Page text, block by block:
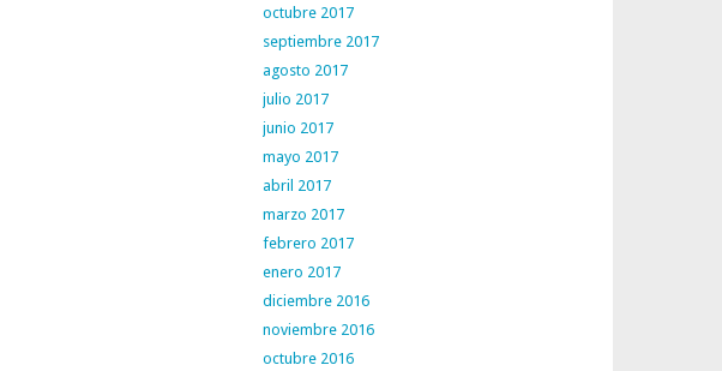
octubre 2017
septiembre 2017
agosto 2017
julio 2017
junio 2017
mayo 2017
abril 2017
marzo 2017
febrero 2017
enero 2017
diciembre 2016
noviembre 2016
octubre 2016